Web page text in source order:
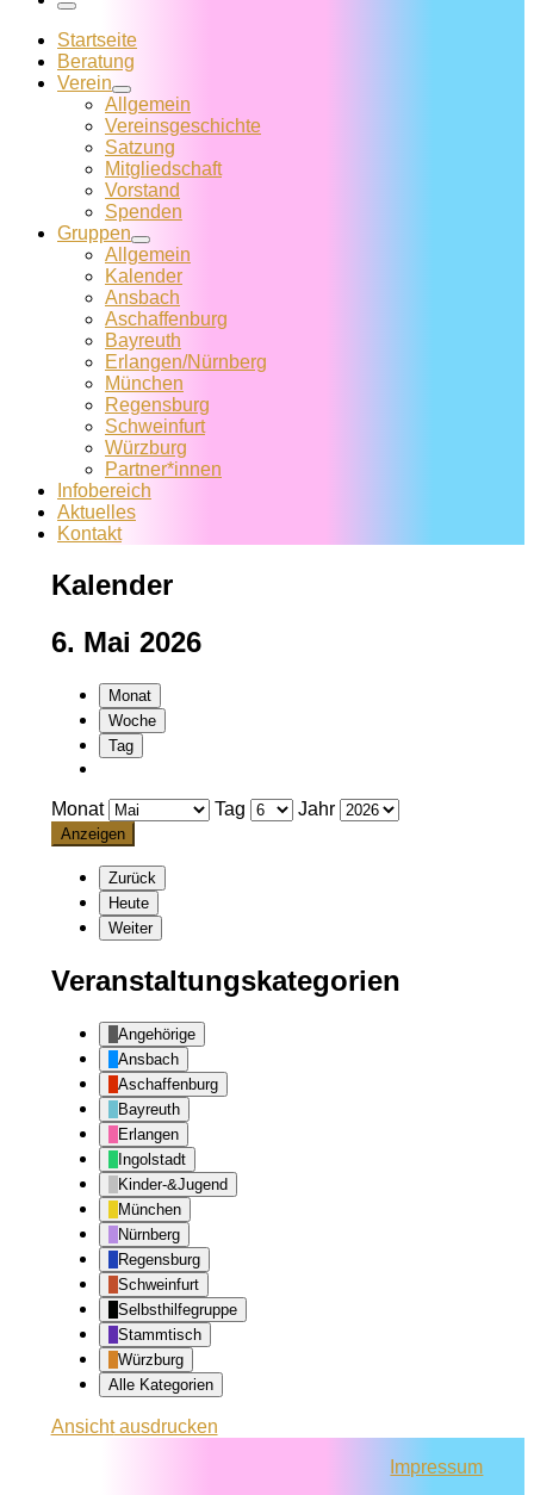
Menü
Startseite
Beratung
Verein
Allgemein
Vereins­geschichte
Satzung
Mitglied­schaft
Vorstand
Spenden
Gruppen
Allgemein
Kalender
Ansbach
Aschaffenburg
Bayreuth
Erlangen/Nürnberg
München
Regensburg
Schweinfurt
Würzburg
Partner*innen
Infobereich
Aktuelles
Kontakt
Kalender
6. Mai 2026
Monat
Woche
Tag
Monat Tag Jahr
Zurück
Heute
Weiter
Veranstaltungskategorien
Angehörige
Ansbach
Aschaffenburg
Bayreuth
Erlangen
Ingolstadt
Kinder-&Jugend
München
Nürnberg
Regensburg
Schweinfurt
Selbsthilfegruppe
Stammtisch
Würzburg
Alle Kategorien
Ansichtausdrucken
Impressum